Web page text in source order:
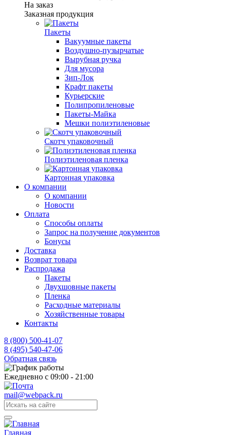
На заказ
Заказная продукция
Пакеты
Вакуумные пакеты
Воздушно-пузырчатые
Вырубная ручка
Для мусора
Зип-Лок
Крафт пакеты
Курьерские
Полипропиленовые
Пакеты-Майка
Мешки полиэтиленовые
Скотч упаковочный
Полиэтиленовая пленка
Картонная упаковка
О компании
О компании
Новости
Оплата
Способы оплаты
Запрос на получение документов
Бонусы
Доставка
Возврат товара
Распродажа
Пакеты
Двухшовные пакеты
Пленка
Расходные материалы
Хозяйственные товары
Контакты
8 (800) 500-41-07
8 (495) 540-47-06
Обратная связь
Ежедневно с 09:00 - 21:00
mail@webpack.ru
Главная